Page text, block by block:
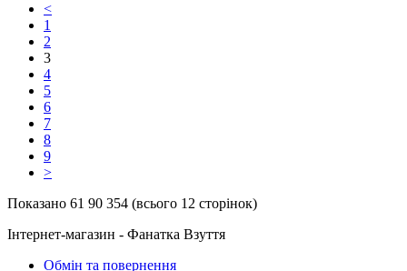
<
1
2
3
4
5
6
7
8
9
>
Показано 61 90 354 (всього 12 сторінок)
Інтернет-магазин - Фанатка Взуття
Обмін та повернення